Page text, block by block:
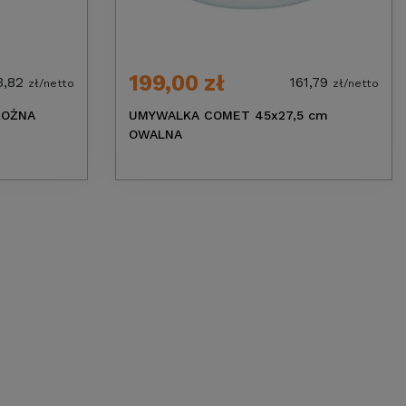
zł/netto 199,00 zł 161,79 zł/netto
UMYWALKA COMET 45x27,5 cm
OWALNA